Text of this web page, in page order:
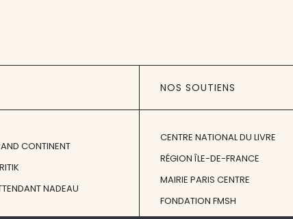
CONTINENT
NADEAU
NOS SOUTIENS
CENTRE NATIONAL DU LIVRE
RÉGION ÎLE-DE-FRANCE
MAIRIE PARIS CENTRE
FONDATION FMSH